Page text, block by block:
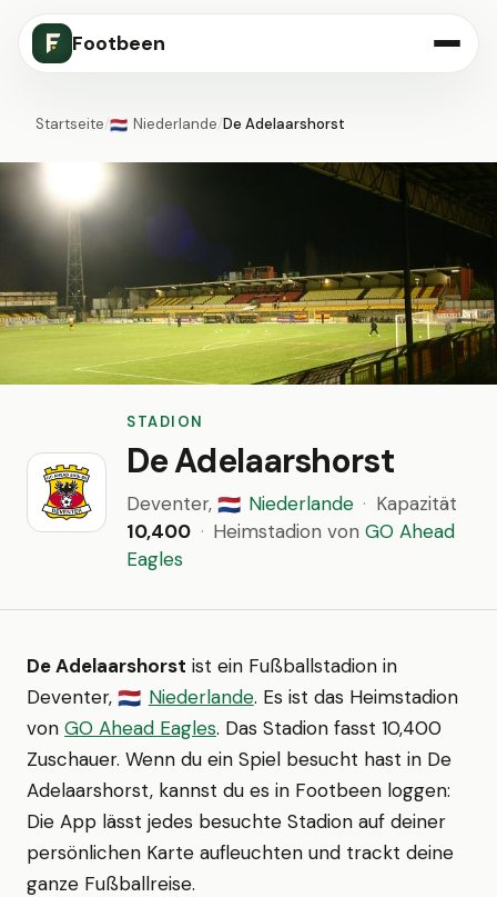
Footbeen
Startseite/🇳🇱 Niederlande/De Adelaarshorst
STADION
De Adelaarshorst
Deventer, 🇳🇱 Niederlande · Kapazität
10,400 · Heimstadion von GO Ahead
Eagles
De Adelaarshorst ist ein Fußballstadion in
Deventer, 🇳🇱 Niederlande. Es ist das Heimstadion
von GO Ahead Eagles. Das Stadion fasst 10,400
Zuschauer. Wenn du ein Spiel besucht hast in De
Adelaarshorst, kannst du es in Footbeen loggen:
Die App lässt jedes besuchte Stadion auf deiner
persönlichen Karte aufleuchten und trackt deine
ganze Fußballreise.